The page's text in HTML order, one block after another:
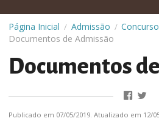
Página Inicial / Admissão /
Documentos de Admissão
Documentos
Publicado em 07/05/2019. Atualizado em 12/